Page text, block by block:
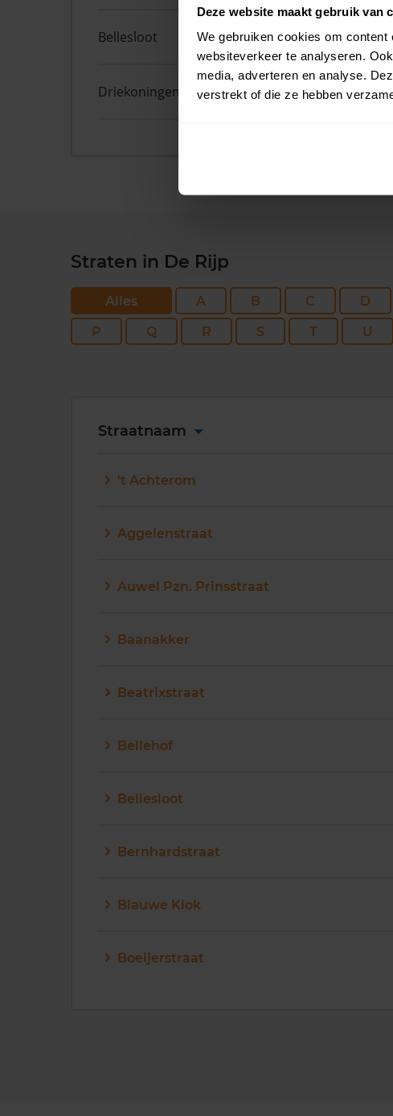
Deze website maakt gebruik van
We gebruiken cookies om
websiteverkeer te analyseren.
media, adverteren en analyse.
verstrekt of die ze hebben
Bellesloot 9
Driekoningenhof 68
Straten in De Rijp
Alles A B C D
P
Q R S T U
Straatnaam
't Achterom
Aggelenstraat
Auwel Pzn. Prinsstraat
Baanakker
Beatrixstraat
Bellehof
Bellesloot
Bernhardstraat
Blauwe Klok
Boeijerstraat